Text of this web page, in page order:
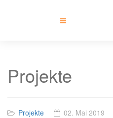
Projekte
Projekte 02. Mai 2019